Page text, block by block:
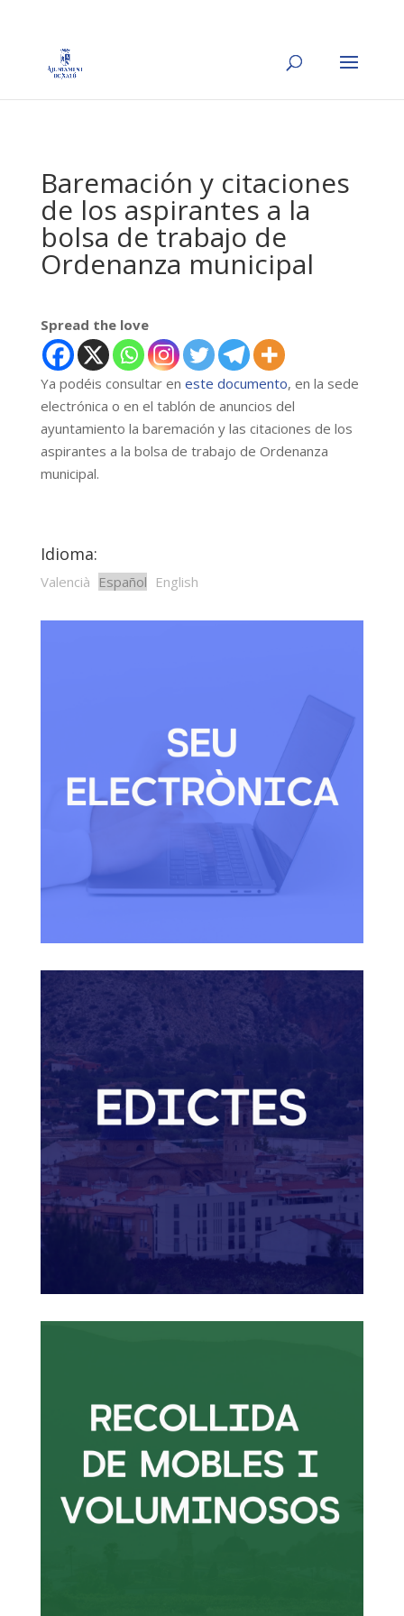
Baremación y citaciones
de los aspirantes a la
bolsa de trabajo de
Ordenanza municipal
Spread the love
Ya podéis consultar en este documento, en la sede
electrónica o en el tablón de anuncios del
ayuntamiento la baremación y las citaciones de los
aspirantes a la bolsa de trabajo de Ordenanza
municipal.
Idioma:
Valencià Español English